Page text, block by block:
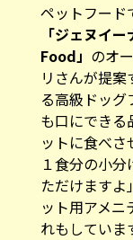
ペットフード
「ジェヌイ
Food」 のオ
リさんが提
る高級ドッグ
も口にできる
ットに食べさ
１食分の小
ただけます
ット用アメニ
れもしていま